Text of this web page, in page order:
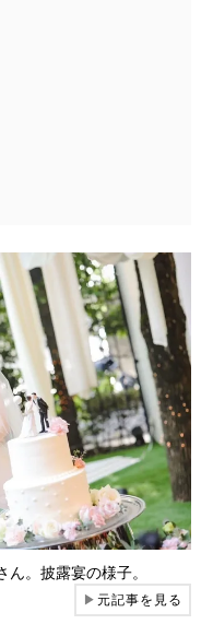
。披露宴の様子。
▶元記事を見る